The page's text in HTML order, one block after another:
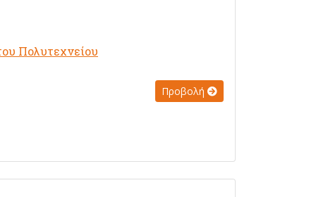
Πολυτεχνείου
Προβολή